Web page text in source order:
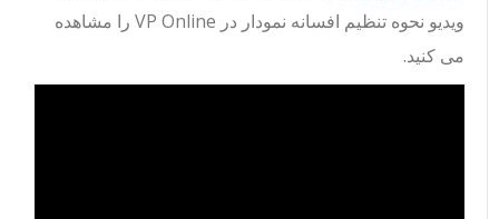
ویدیو نحوه تنظیم افسانه نمودار در VP Online را مشاهده
می کنید.